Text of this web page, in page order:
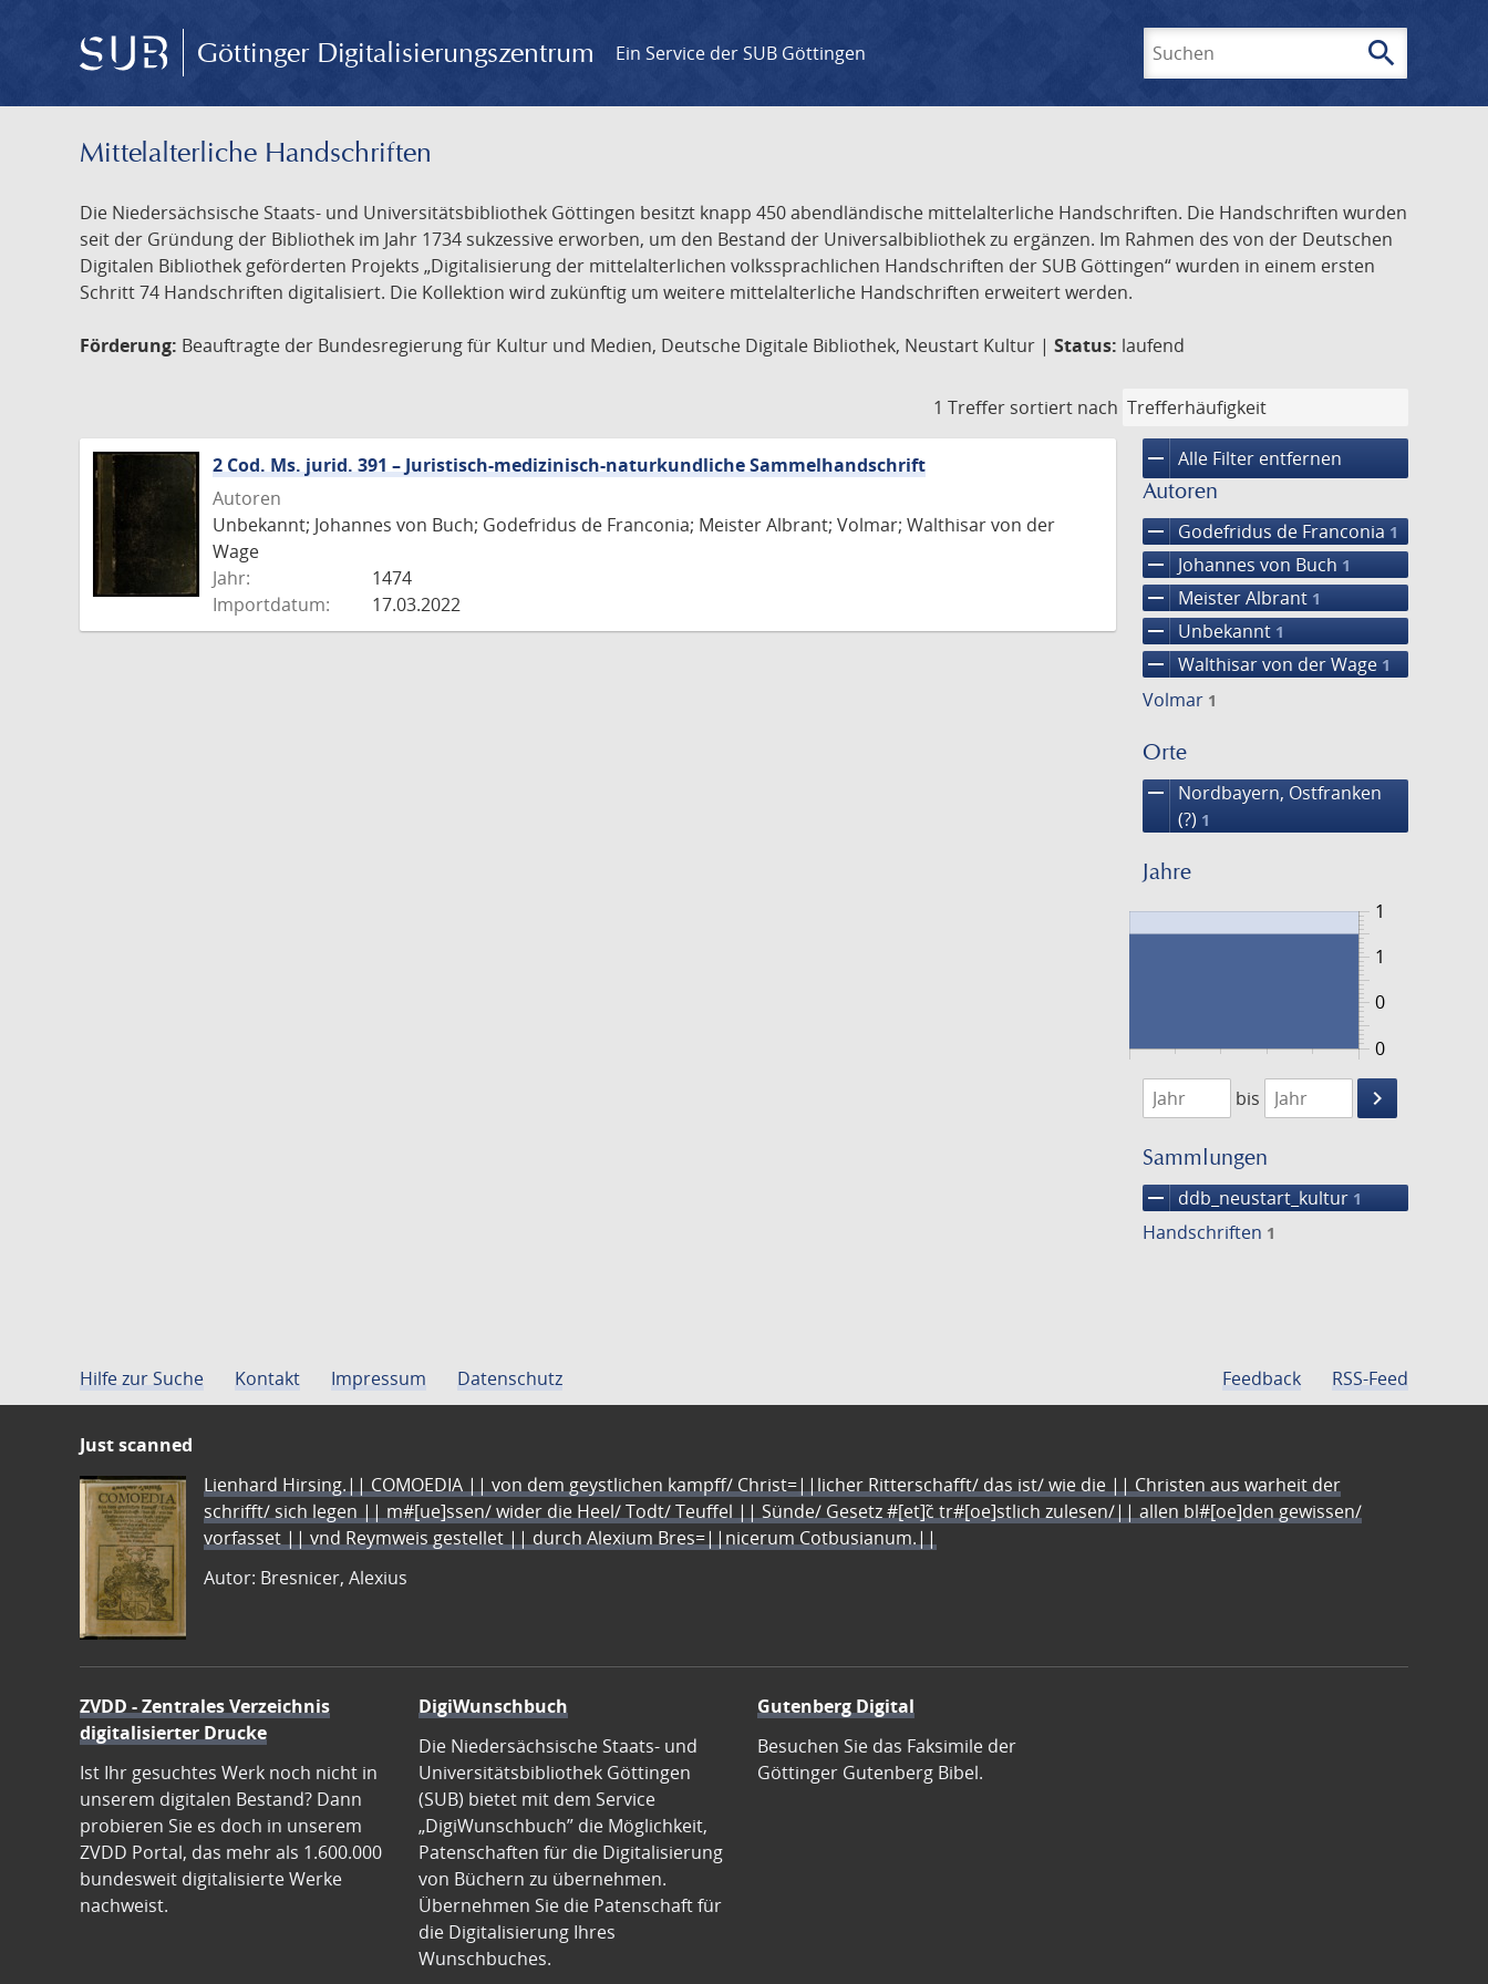
Göttinger Digitalisierungszentrum Ein Service der SUB Göttingen search
Mittelalterliche Handschriften
Die Niedersächsische Staats- und Universitätsbibliothek Göttingen besitzt knapp 450 abendländische mittelalterliche Handschriften. Die Handschriften wurden
seit der Gründung der Bibliothek im Jahr 1734 sukzessive erworben, um den Bestand der Universalbibliothek zu ergänzen. Im Rahmen des von der Deutschen
Digitalen Bibliothek geförderten Projekts „Digitalisierung der mittelalterlichen volkssprachlichen Handschriften der SUB Göttingen“ wurden in einem ersten
Schritt 74 Handschriften digitalisiert. Die Kollektion wird zukünftig um weitere mittelalterliche Handschriften erweitert werden.
Förderung: Beauftragte der Bundesregierung für Kultur und Medien, Deutsche Digitale Bibliothek, Neustart Kultur | Status: laufend
1 Treffer sortiert nach
remove Alle Filter entfernen
Autoren
remove Godefridus de Franconia 1
remove Johannes von Buch 1
remove Meister Albrant 1
remove Unbekannt 1
remove Walthisar von der Wage 1
Volmar 1
Orte
remove
Nordbayern, Ostfranken
(?) 1
Jahre
0
1
0
1
1474
1475
bis
keyboard_arrow_right
Suche
Sammlungen
remove ddb_neustart_kultur 1
Handschriften 1
2 Cod. Ms. jurid. 391 – Juristisch-medizinisch-naturkundliche Sammelhandschrift
Autoren
Unbekannt; Johannes von Buch; Godefridus de Franconia; Meister Albrant; Volmar; Walthisar von der
Wage
Jahr:
1474
Importdatum:
17.03.2022
Hilfe zur Suche Kontakt Impressum Datenschutz Feedback RSS-Feed
Just scanned
Lienhard Hirsing.|| COMOEDIA || von dem geystlichen kampff/ Christ=||licher Ritterschafft/ das ist/ wie die || Christen aus warheit der
schrifft/ sich legen || m#[ue]ssen/ wider die Heel/ Todt/ Teuffel || Sünde/ Gesetz #[et]c̃ tr#[oe]stlich zulesen/|| allen bl#[oe]den gewissen/
vorfasset || vnd Reymweis gestellet || durch Alexium Bres=||nicerum Cotbusianum.||
Autor: Bresnicer, Alexius
ZVDD - Zentrales Verzeichnis
digitalisierter Drucke
Ist Ihr gesuchtes Werk noch nicht in
unserem digitalen Bestand? Dann
probieren Sie es doch in unserem
ZVDD Portal, das mehr als 1.600.000
bundesweit digitalisierte Werke
nachweist.
DigiWunschbuch
Die Niedersächsische Staats- und
Universitätsbibliothek Göttingen
(SUB) bietet mit dem Service
„DigiWunschbuch” die Möglichkeit,
Patenschaften für die Digitalisierung
von Büchern zu übernehmen.
Übernehmen Sie die Patenschaft für
die Digitalisierung Ihres
Wunschbuches.
Gutenberg Digital
Besuchen Sie das Faksimile der
Göttinger Gutenberg Bibel.